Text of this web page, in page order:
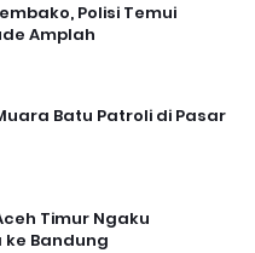
Polisi Temui
Amplah
Batu Patroli di Pasar
Timur Ngaku
Bandung